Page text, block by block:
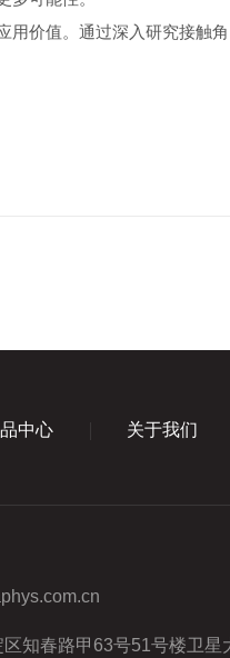
价值。通过深入研究接触
中心 关于我们
知春路甲63号51号楼卫星